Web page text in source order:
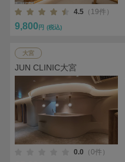
4.5 （19件）
9,800 円 (税込)
大宮
JUN CLINIC大宮
0.0 （0件）